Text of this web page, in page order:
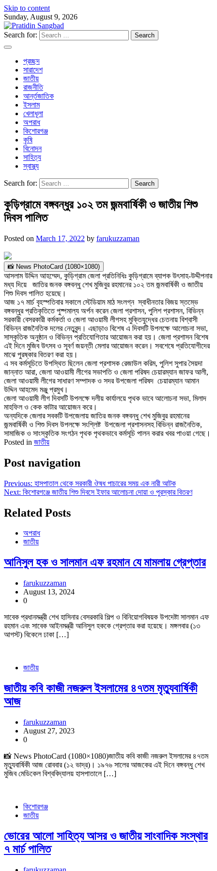
Skip to content
Sunday, August 9, 2026
Search for:
প্রচ্ছদ
সারাদেশ
জাতীয়
রাজনীতি
আর্ন্তজাতিক
ইসলাম
খেলাধূলা
অপরাধ
কিশোরগঞ্জ
কৃষি
বিনোদন
সাহিত্য
স্বাস্থ্য
Search for:
কুড়িগ্রামে বঙ্গবন্ধুর ১০২ তম জন্মবার্ষিকী ও জাতীয় শিশু
দিবস পালিত
Posted on March 17, 2022 by farukuzzaman
📸 News PhotoCard (1080×1080)
আসলাম উদ্দিন আহম্মেদ, কুড়িগ্রাম জেলা প্রতিনিধিঃ কুড়িগ্রামে ব্যাপক উৎসাহ-উদ্দীপনার
মধ্য দিয়ে জাতির জনক বঙ্গবন্ধু শেখ মুজিবুর রহমানের ১০২ তম জন্মবার্ষিকী ও জাতীয়
শিশু দিবস পালিত হয়েছে।
আজ ১৭ মার্চ বৃহস্পতিবার সকালে স্টেডিয়াম মাঠ সংলগ্ন স্বাধীনতার বিজয় স্তম্ভে
বঙ্গবন্ধুর প্রতিকৃতিতে পুষ্পমাল্য অর্পন করেন জেলা প্রশাসন, পুলিশ প্রশাসন, বিভিন্ন
সরকারী বেসরকারী কর্মকর্তা ও জেলা আওয়ামী লীগসহ মুক্তিযুদ্ধের চেতনায় বিশ্বাসী
বিভিন্ন রাজনৈতিক দলের নেতৃবৃন্দ। এছাড়াও বিশেষ এ দিবসটি উপলক্ষে আলোচনা সভা,
সাস্কৃতিক অনুষ্ঠান ও বিভিন্ন প্রতিযোগিতার আয়োজন করা হয়। জেলা প্রশাসন বিশেষ
এই দিনে মুজিব উৎসব ও সূবর্ণ জয়ন্তী মেলার আয়োজন করেন। সবশেষে প্রতিযোগীদের
মাঝে পুরষ্কার বিতরণ করা হয়।
এ সব কর্মসূচিতে উপস্থিত ছিলেন জেলা প্রশাসক রেজাউল করিম, পুলিশ সুপার সৈয়দা
জান্নাত আরা, জেলা আওয়ামী লীগের সভাপতি ও জেলা পরিষদ চেয়ারম্যান জাফর আলী,
জেলা আওয়ামী লীগের সাধারণ সম্পাদক ও সদর উপজেলা পরিষদ চেয়ারম্যান আমান
উদ্দিন আহমেদ মঞ্জু প্রমুখ।
জেলা আওয়ামী লীগ দিবসটি উপলক্ষে দলীয় কার্যালয়ে পৃথক ভাবে আলোচনা সভা, মিলাদ
মাহফিল ও কেক কাটার আয়োজন করে।
অন্যদিকে জেলার সবকটি উপজেলায় জাতির জনক বঙ্গবন্ধু শেখ মুজিবুর রহমানের
জন্মবার্ষিকী ও শিশু দিবস উপলক্ষে সংশ্লিষ্ট উপজেলা প্রশাসনসহ বিভিন্ন রাজনৈতিক,
সামাজিক ও সাংস্কৃতিক সংগঠন পৃথক পৃথকভাবে কর্মসূচি পালন করার খবর পাওয়া গেছে।
Posted in জাতীয়
Post navigation
Previous: হাসপাতাল থেকে সরকারী ঔষধ পাচারের সময় এক নারী আটক
Next: কিশোরগঞ্জে জাতীয় শিশু দিবসে ইফার আলোচনা দোয়া ও পুরস্কার বিতরণ
Related Posts
অপরাধ
জাতীয়
আনিসুল হক ও সালমান এফ রহমান যে মামলায় গ্রেপ্তার
farukuzzaman
August 13, 2024
0
সাবেক প্রধানমন্ত্রী শেখ হাসিনার বেসরকারি শিল্প ও বিনিয়োগবিষয়ক উপদেষ্টা সালমান এফ
রহমান এবং সাবেক আইনমন্ত্রী আনিসুল হককে গ্রেপ্তার করা হয়েছে। মঙ্গলবার (১৩
আগস্ট) বিকেলে ঢাকা […]
জাতীয়
জাতীয় কবি কাজী নজরুল ইসলামের ৪৭তম মৃত্যুবার্ষিকী
আজ
farukuzzaman
August 27, 2023
0
📸 News PhotoCard (1080×1080)জাতীয় কবি কাজী নজরুল ইসলামের ৪৭তম
মৃত্যুবার্ষিকী আজ রোববার (১২ ভাদ্র)। ১৯৭৬ সালের আজকের এই দিনে বঙ্গবন্ধু শেখ
মুজিব মেডিকেল বিশ্ববিদ্যালয় হাসপাতালে […]
কিশোরগঞ্জ
জাতীয়
ভোরের আলো সাহিত্য আসর ও জাতীয় সাংবাদিক সংস্থার
৭ মার্চ পালিত